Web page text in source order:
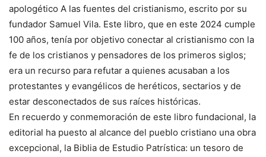
apologético A las fuentes del cristianismo, escrito por su
fundador Samuel Vila. Este libro, que en este 2024 cumple
100 años, tenía por objetivo conectar al cristianismo con la
fe de los cristianos y pensadores de los primeros siglos;
era un recurso para refutar a quienes acusaban a los
protestantes y evangélicos de heréticos, sectarios y de
estar desconectados de sus raíces históricas.
En recuerdo y conmemoración de este libro fundacional, la
editorial ha puesto al alcance del pueblo cristiano una obra
excepcional, la Biblia de Estudio Patrística: un tesoro de